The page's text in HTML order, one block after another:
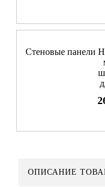
Стеновые панели
ОПИСАНИЕ